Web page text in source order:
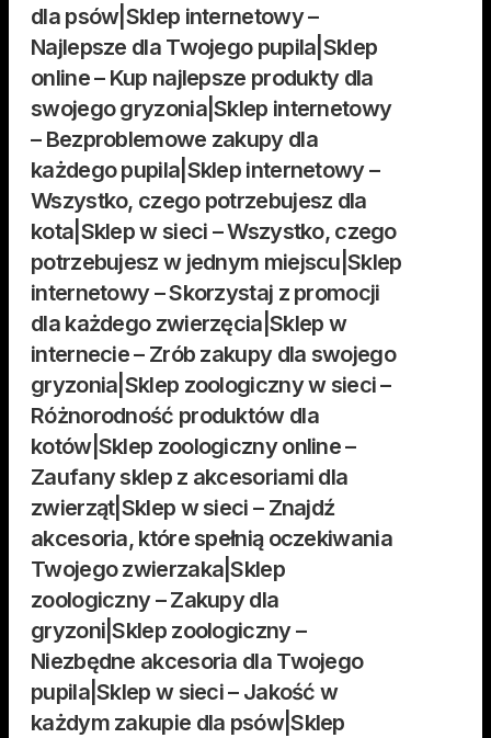
dla psów|Sklep internetowy –
Najlepsze dla Twojego pupila|Sklep
online – Kup najlepsze produkty dla
swojego gryzonia|Sklep internetowy
– Bezproblemowe zakupy dla
każdego pupila|Sklep internetowy –
Wszystko, czego potrzebujesz dla
kota|Sklep w sieci – Wszystko, czego
potrzebujesz w jednym miejscu|Sklep
internetowy – Skorzystaj z promocji
dla każdego zwierzęcia|Sklep w
internecie – Zrób zakupy dla swojego
gryzonia|Sklep zoologiczny w sieci –
Różnorodność produktów dla
kotów|Sklep zoologiczny online –
Zaufany sklep z akcesoriami dla
zwierząt|Sklep w sieci – Znajdź
akcesoria, które spełnią oczekiwania
Twojego zwierzaka|Sklep
zoologiczny – Zakupy dla
gryzoni|Sklep zoologiczny –
Niezbędne akcesoria dla Twojego
pupila|Sklep w sieci – Jakość w
każdym zakupie dla psów|Sklep